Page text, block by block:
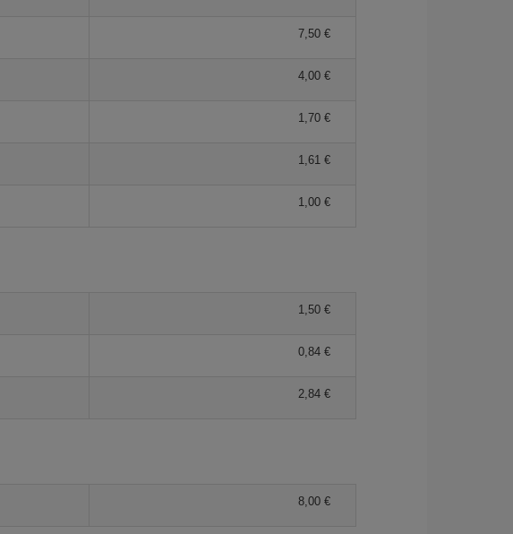
7,50 €
4,00 €
1,70 €
1,61 €
1,00 €
1,50 €
0,84 €
2,84 €
8,00 €